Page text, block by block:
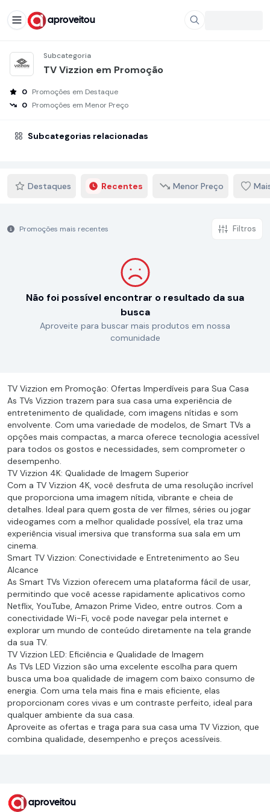
aproveitou
Subcategoria
TV Vizzion em Promoção
0 Promoções em Destaque
0 Promoções em Menor Preço
Subcategorias relacionadas
Destaques Recentes Menor Preço
Promoções mais recentes Filtros
Não foi possível encontrar o resultado da sua
busca
Aproveite para buscar mais produtos em nossa
comunidade
TV Vizzion em Promoção: Ofertas Imperdíveis para Sua Casa
As TVs Vizzion trazem para sua casa uma experiência de
entretenimento de qualidade, com imagens nítidas e som
envolvente. Com uma variedade de modelos, de Smart TVs a
opções mais compactas, a marca oferece tecnologia acessível
para todos os gostos e necessidades, sem comprometer o
desempenho.
TV Vizzion 4K: Qualidade de Imagem Superior
Com a TV Vizzion 4K, você desfruta de uma resolução incrível
que proporciona uma imagem nítida, vibrante e cheia de
detalhes. Ideal para quem gosta de ver filmes, séries ou jogar
videogames com a melhor qualidade possível, ela traz uma
experiência visual imersiva que transforma sua sala em um
cinema.
Smart TV Vizzion: Conectividade e Entretenimento ao Seu
Alcance
As Smart TVs Vizzion oferecem uma plataforma fácil de usar,
permitindo que você acesse rapidamente aplicativos como
Netflix, YouTube, Amazon Prime Video, entre outros. Com a
conectividade Wi-Fi, você pode navegar pela internet e
explorar um mundo de conteúdo diretamente na tela grande
da sua TV.
TV Vizzion LED: Eficiência e Qualidade de Imagem
As TVs LED Vizzion são uma excelente escolha para quem
busca uma boa qualidade de imagem com baixo consumo de
energia. Com uma tela mais fina e mais eficiente, elas
proporcionam cores vivas e um contraste perfeito, ideal para
qualquer ambiente da sua casa.
Aproveite as ofertas e traga para sua casa uma TV Vizzion, que
combina qualidade, desempenho e preços acessíveis.
aproveitou